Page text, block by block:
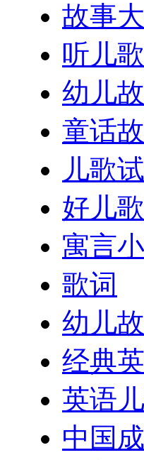
故事
听儿歌
幼儿
童话
儿歌
好儿歌
寓言
歌词
幼儿
经典
英语
中国